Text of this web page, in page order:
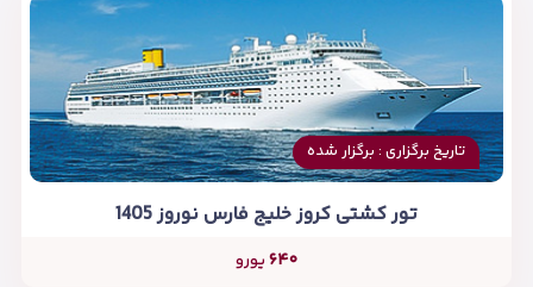
تاریخ برگزاری : برگزار شده
تور کشتی کروز خلیج فارس نوروز 1405
۶۴۰یورو